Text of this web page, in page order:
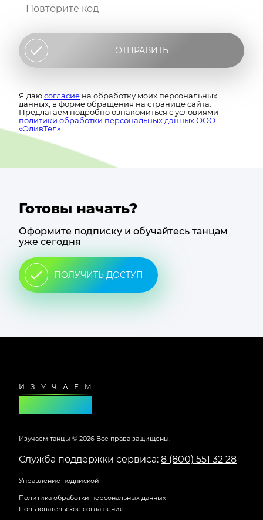
ОТПРАВИТЬ
Я даюсогласие на обработку моих персональных
данных, в форме обращения на странице сайта.
Предлагаем подробно ознакомиться с условиями
политики обработки персональных данных ООО
«ОливТел»
Готовы начать?
Оформите подписку и обучайтесь танцам
уже сегодня
ПОЛУЧИТЬ ДОСТУП
Футер
сайта
Изучаем танцы © 2026 Все права защищены.
Служба поддержки сервиса: 8 (800) 551 32 28
Управление подпиской
Политика обработки персональных данных
Пользовательское соглашение